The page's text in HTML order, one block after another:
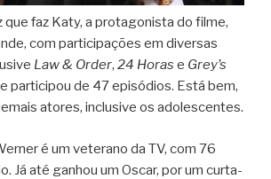
que faz Katy, a protagonista do filme,
com participações em diversas
Law & Order, 24 Horas e Grey’s
participou de 47 episódios. Está bem,
atores, inclusive os adolescentes.
é um veterano da TV, com 76
Já até ganhou um Oscar, por um curta-